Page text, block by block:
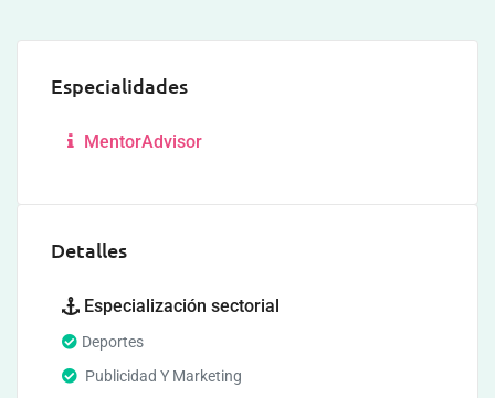
Especialidades
MentorAdvisor
Detalles
Especialización sectorial
Deportes
Publicidad Y Marketing